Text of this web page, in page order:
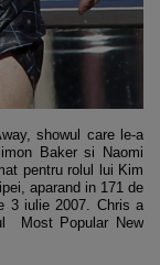
showul care le-a
Baker si Naomi
pentru rolul lui Kim
aparand in 171 de
3 iulie 2007. Chris a
Most Popular New